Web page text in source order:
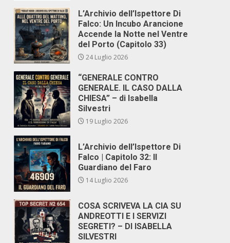
L’Archivio dell’Ispettore Di
Falco: Un Incubo Arancione
Accende la Notte nel Ventre
del Porto (Capitolo 33)
24 Luglio 2026
“GENERALE CONTRO
GENERALE. IL CASO DALLA
CHIESA” – di Isabella
Silvestri
19 Luglio 2026
L’Archivio dell’Ispettore Di
Falco | Capitolo 32: Il
Guardiano del Faro
14 Luglio 2026
COSA SCRIVEVA LA CIA SU
ANDREOTTI E I SERVIZI
SEGRETI? – DI ISABELLA
SILVESTRI